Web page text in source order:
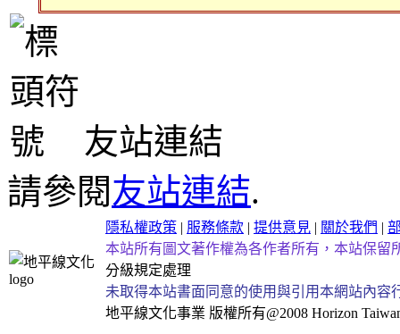
友站連結
請參閱友站連結.
隱私權政策 | 服務條款 | 提供意見 | 關於我們 |
本站所有圖文著作權為各作者所有，本站保留
分級規定處理
未取得本站書面同意的使用與引用本網站內
地平線文化事業 版權所有@2008 Horizon